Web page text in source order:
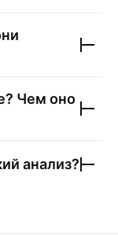
Чем оно
анализ?